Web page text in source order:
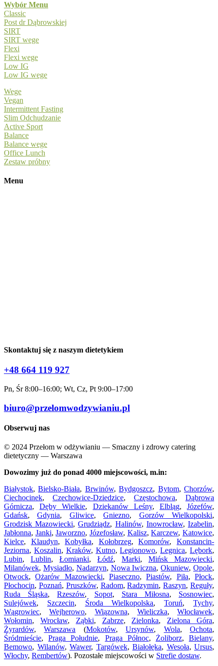
Wybór Menu
Classic
Post dr Dąbrowskiej
SIRT
SIRT wege
Flexi
Flexi wege
Low IG
Low IG wege
Wege
Vegan
Intermittent Fasting
Slim Odchudzanie
Active Sport
Balance
Balance wege
Office Lunch
Zestaw próbny
Menu
Skontaktuj się z naszym dietetykiem
+48 664 119 927
Pn, Śr 8:00–16:00; Wt, Cz, Pt 9:00–17:00
biuro@przelomwodzywianiu.pl
Obserwuj nas
© 2024 Przełom w odżywianiu — Smaczny i zdrowy catering
dietetyczny — Warszawa
Dowozimy już do ponad 4000 miejscowości, m.in:
Białystok,Bielsko-Biała, Brwinów,Bydgoszcz, Bytom,Chorzów,
Ciechocinek, Czechowice-Dziedzice, Częstochowa, Dąbrowa
Górnicza,Dęby Wielkie, Dziekanów Leśny, Elbląg,Józefów,
Gdańsk,Gdynia, Gliwice,Gniezno, Gorzów Wielkopolski,
Grodzisk Mazowiecki,Grudziądz, Halinów, Inowrocław,Izabelin,
Jabłonna, Janki,Jaworzno,Józefosław, Kalisz,Karczew,Katowice,
Kielce, Klaudyn,Kobyłka, Kołobrzeg,Komorów,Konstancin-
Jeziorna, Koszalin, Kraków, Kutno,Legionowo,Legnica,Lębork,
Lubin, Lublin, Łomianki, Łódź, Marki, Mińsk Mazowiecki,
Milanówek, Mysiadło, Nadarzyn, Nowa Iwiczna,Okuniew,Opole,
Otwock,Ożarów Mazowiecki,Piaseczno,Piastów, Piła,Płock,
Płochocin, Poznań, Pruszków, Radom,Radzymin,Raszyn,Reguły,
Ruda Śląska,Rzeszów, Sopot, Stara Miłosna, Sosnowiec,
Sulejówek, Szczecin, Środa Wielkopolska,Toruń,Tychy,
Wągrowiec,Wejherowo, Wiązowna, Wieliczka, Włocławek,
Wołomin, Wrocław, Ząbki, Zabrze, Zielonka, Zielona Góra,
Żyrardów,Warszawa (Mokotów,Ursynów, Wola,Ochota,
Śródmieście,Praga Południe, Praga Północ, Żoliborz,Bielany,
Bemowo, Wilanów, Wawer, Targówek, Białołęka, Wesoła, Ursus,
Włochy, Rembertów). Pozostałe miejscowości w Strefie dostaw.